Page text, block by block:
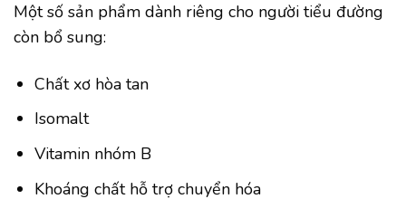
Một số sản phẩm dành riêng cho người tiểu đường
còn bổ sung:
Chất xơ hòa tan
Isomalt
Vitamin nhóm B
Khoáng chất hỗ trợ chuyển hóa